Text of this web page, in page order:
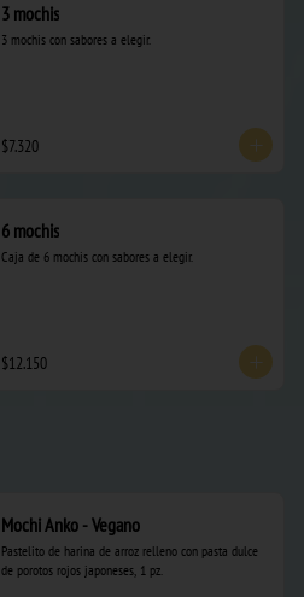
3 mochis
3 mochis con sabores a elegir.
$7.320
6 mochis
Caja de 6 mochis con sabores a elegir.
$12.150
Mochi Anko - Vegano
Pastelito de harina de arroz relleno con pasta dulce
de porotos rojos japoneses, 1 pz.